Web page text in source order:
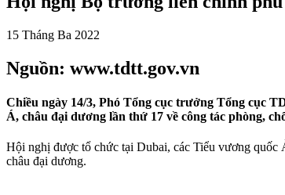
15 Tháng Ba 2022
Nguồn: www.tdtt.gov.vn
Chiều ngày 14/3, Phó Tổng cục trưởng Tổng cục
Á, châu đại dương lần thứ 17 về công tác phòng,
Hội nghị được tổ chức tại Dubai, các Tiểu vương quốc
châu đại dương.